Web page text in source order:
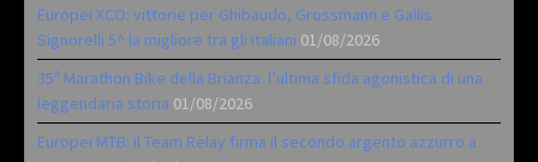
Europei XCO: vittorie per Ghibaudo, Grossmann e Gallis.
Signorelli 5^ la migliore tra gli italiani 01/08/2026
35ª Marathon Bike della Brianza: l’ultima sfida agonistica di una
leggendaria storia 01/08/2026
Europei MTB: il Team Relay firma il secondo argento azzurro a